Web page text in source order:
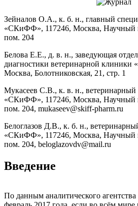
Зейналов О.А., к. б. н., главный
«СКиФФ», 117246, Москва, Научный
пом. 204
Белова Е.Е., д. в. н., заведующая
диагностики ветеринарной клиники
Москва, Болотниковская, 21, стр. 1
Мукасеев С.В., к. в. н.,
«СКиФФ», 117246, Москва, Научный
пом. 204, mukaseev@skiff-pharm.ru
Белоглазов Д.В., к. б. н.,
«СКиФФ», 117246, Москва, Научный
пом. 204, beloglazovdv@mail.ru
Введение
По данным аналитического агентства